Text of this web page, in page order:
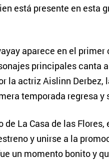
está presente en esta
aparece en el
principales canta
la actriz Aislinn Derbez,
temporada regresa
de La Casa de las
y unirse a la
un momento bonito y